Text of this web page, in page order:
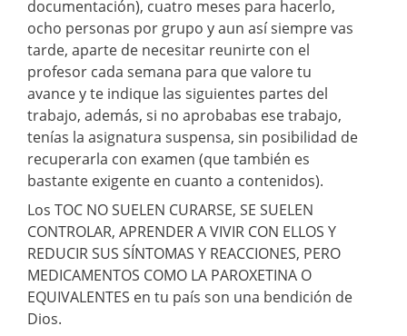
documentación), cuatro meses para hacerlo,
ocho personas por grupo y aun así siempre vas
tarde, aparte de necesitar reunirte con el
profesor cada semana para que valore tu
avance y te indique las siguientes partes del
trabajo, además, si no aprobabas ese trabajo,
tenías la asignatura suspensa, sin posibilidad de
recuperarla con examen (que también es
bastante exigente en cuanto a contenidos).
Los TOC NO SUELEN CURARSE, SE SUELEN
CONTROLAR, APRENDER A VIVIR CON ELLOS Y
REDUCIR SUS SÍNTOMAS Y REACCIONES, PERO
MEDICAMENTOS COMO LA PAROXETINA O
EQUIVALENTES en tu país son una bendición de
Dios.